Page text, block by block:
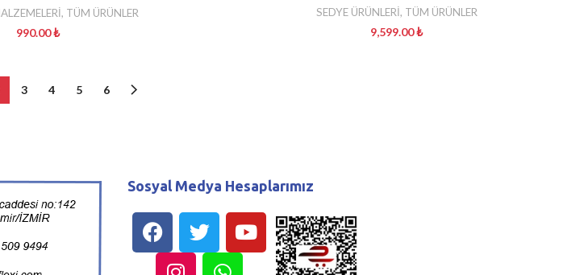
, TÜM ÜRÜNLER
990.00₺
SEDYE ÜRÜNLERİ, TÜM ÜRÜNLER
9,599.00₺
3 4 5 6
Sosyal Medya Hesaplarımız